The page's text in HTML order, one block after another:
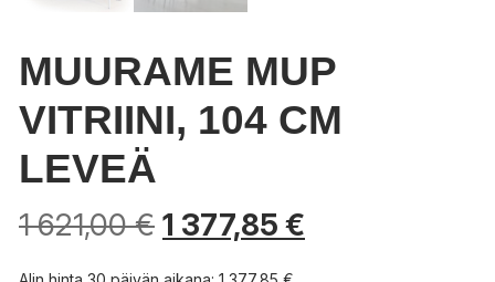
MUURAME MUP
VITRIINI, 104 CM
LEVEÄ
1 621,00€ 1 377,85 €